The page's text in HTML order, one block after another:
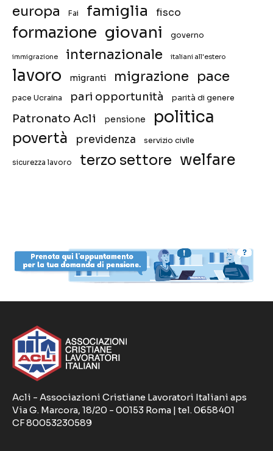
europa Fai famiglia fisco
formazione giovani governo
immigrazione internazionale italiani all'estero
lavoro migranti migrazione pace
pace Ucraina pari opportunità parità di genere
Patronato Acli pensione politica
povertà previdenza servizio civile
sicurezza lavoro terzo settore welfare
Acli - Associazioni Cristiane Lavoratori Italiani aps
Via G. Marcora, 18/20 - 00153 Roma | tel. 0658401
CF 80053230589